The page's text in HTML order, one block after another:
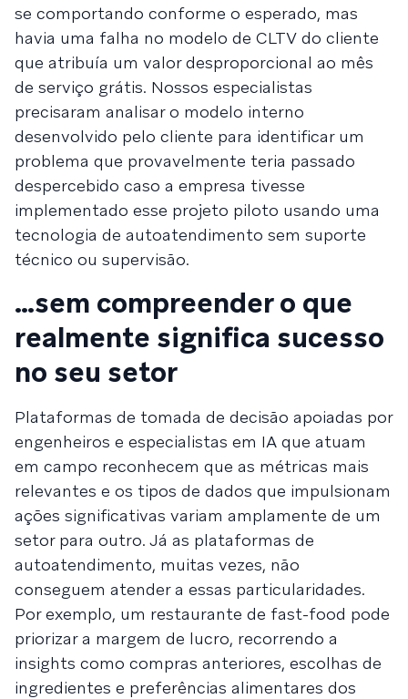
se comportando conforme o esperado, mas
havia uma falha no modelo de CLTV do cliente
que atribuía um valor desproporcional ao mês
de serviço grátis. Nossos especialistas
precisaram analisar o modelo interno
desenvolvido pelo cliente para identificar um
problema que provavelmente teria passado
despercebido caso a empresa tivesse
implementado esse projeto piloto usando uma
tecnologia de autoatendimento sem suporte
técnico ou supervisão.
…sem compreender o que
realmente significa sucesso
no seu setor
Plataformas de tomada de decisão apoiadas por
engenheiros e especialistas em IA que atuam
em campo reconhecem que as métricas mais
relevantes e os tipos de dados que impulsionam
ações significativas variam amplamente de um
setor para outro. Já as plataformas de
autoatendimento, muitas vezes, não
conseguem atender a essas particularidades.
Por exemplo, um restaurante de fast-food pode
priorizar a margem de lucro, recorrendo a
insights como compras anteriores, escolhas de
ingredientes e preferências alimentares dos